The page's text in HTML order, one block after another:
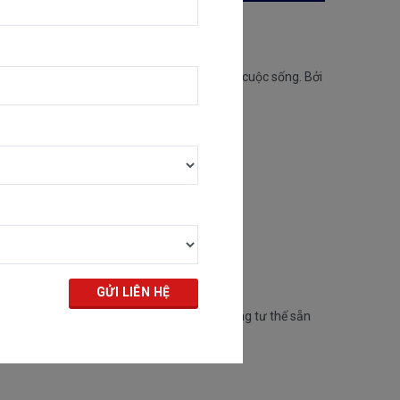
cho cả công việc, gia đình hay tận hưởng cuộc sống. Bởi
với phần đầu xe, giúp chiếc xe luôn trong tư thế sẵn